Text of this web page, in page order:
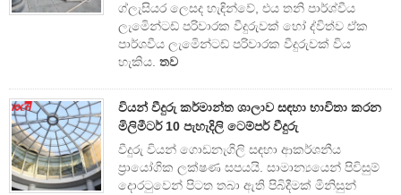
ග්ලැසියර ලෙසද හැඳින්වේ, එය තනි පාර්ශ්වීය
ලැමිෙන්ටඩ් පරිවාරක වීදුරුවක් හෝ ද්විත්ව ඒක
පාර්ශවීය ලැමිෙන්ටඩ් පරිවාරක වීදුරුවක් විය
හැකිය. තව
වියන් වීදුරු කර්මාන්ත ශාලාව සඳහා භාවිතා කරන
මිලිමීටර් 10 පැහැදිලි ටෙම්පර් වීදුරු
වීදුරු වියන් ගොඩනැගිලි සඳහා ආකර්ශනීය
ප්‍රායෝගික ලක්ෂණ සපයයි. සාමාන්‍යයෙන් පිවිසුම්
දොරටුවෙන් පිටත තබා ඇති පිබිදීමක් මිනිසුන්